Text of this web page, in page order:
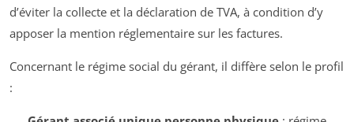
d’éviter la collecte et la déclaration de TVA, à condition d’y
apposer la mention réglementaire sur les factures.
Concernant le régime social du gérant, il diffère selon le profil
: